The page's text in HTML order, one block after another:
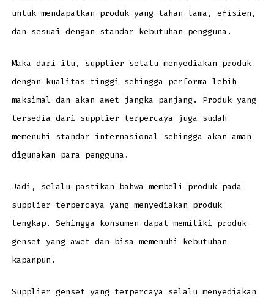
untuk mendapatkan produk yang tahan lama, efisien,
dan sesuai dengan standar kebutuhan pengguna.
Maka dari itu, supplier selalu menyediakan produk
dengan kualitas tinggi sehingga performa lebih
maksimal dan akan awet jangka panjang. Produk yang
tersedia dari supplier terpercaya juga sudah
memenuhi standar internasional sehingga akan aman
digunakan para pengguna.
Jadi, selalu pastikan bahwa membeli produk pada
supplier terpercaya yang menyediakan produk
lengkap. Sehingga konsumen dapat memiliki produk
genset yang awet dan bisa memenuhi kebutuhan
kapanpun.
Supplier genset yang terpercaya selalu menyediakan